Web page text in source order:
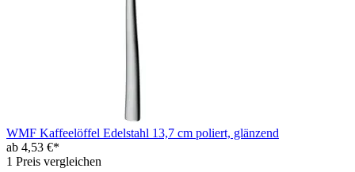
WMF Kaffeelöffel Edelstahl 13,7 cm poliert, glänzend
ab 4,53 €*
1 Preis vergleichen